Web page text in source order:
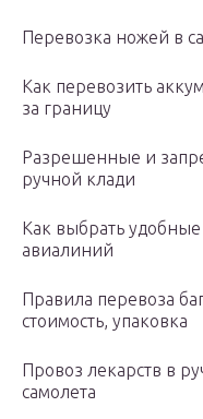
Перевозка ножей в
Как перевозить
за границу
Разрешенные и
ручной клади
Как выбрать удобные
авиалиний
Правила перевоза
стоимость, упаковка
Провоз лекарств в
самолета